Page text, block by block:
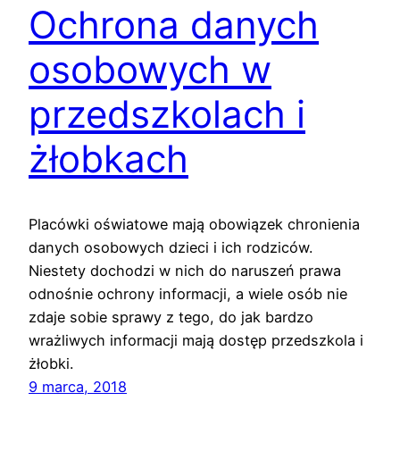
Ochrona danych
osobowych w
przedszkolach i
żłobkach
Placówki oświatowe mają obowiązek chronienia
danych osobowych dzieci i ich rodziców.
Niestety dochodzi w nich do naruszeń prawa
odnośnie ochrony informacji, a wiele osób nie
zdaje sobie sprawy z tego, do jak bardzo
wrażliwych informacji mają dostęp przedszkola i
żłobki.
9 marca, 2018